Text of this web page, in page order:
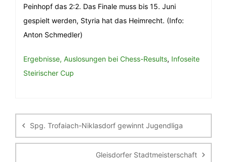
Peinhopf das 2:2. Das Finale muss bis 15. Juni
gespielt werden, Styria hat das Heimrecht. (Info:
Anton Schmedler)
Ergebnisse, Auslosungen bei Chess-Results, Infoseite
Steirischer Cup
Spg. Trofaiach-Niklasdorf gewinnt Jugendliga
Gleisdorfer Stadtmeisterschaft